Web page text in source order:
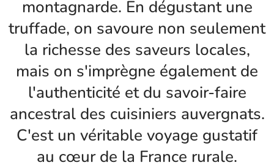
montagnarde. En dégustant une
truffade, on savoure non seulement
la richesse des saveurs locales,
mais on s'imprègne également de
l'authenticité et du savoir-faire
ancestral des cuisiniers auvergnats.
C'est un véritable voyage gustatif
au cœur de la France rurale.